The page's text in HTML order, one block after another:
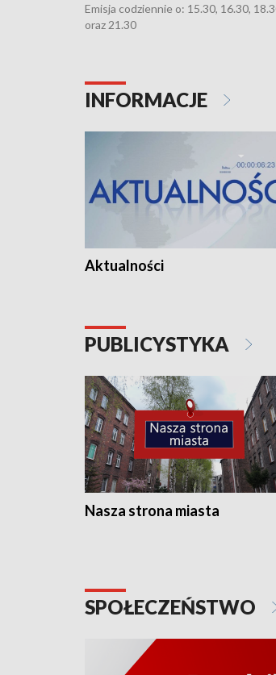
Emisja codziennie o: 15.30, 16.30,
oraz 21.30
INFORMACJE
Aktualności
PUBLICYSTYKA
Nasza strona miasta
SPOŁECZEŃSTWO